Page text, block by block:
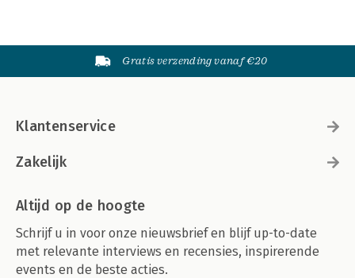
Gratis verzending vanaf €20
Klantenservice
Zakelijk
Altijd op de hoogte
Schrijf u in voor onze nieuwsbrief en blijf up-to-date
met relevante interviews en recensies, inspirerende
events en de beste acties.